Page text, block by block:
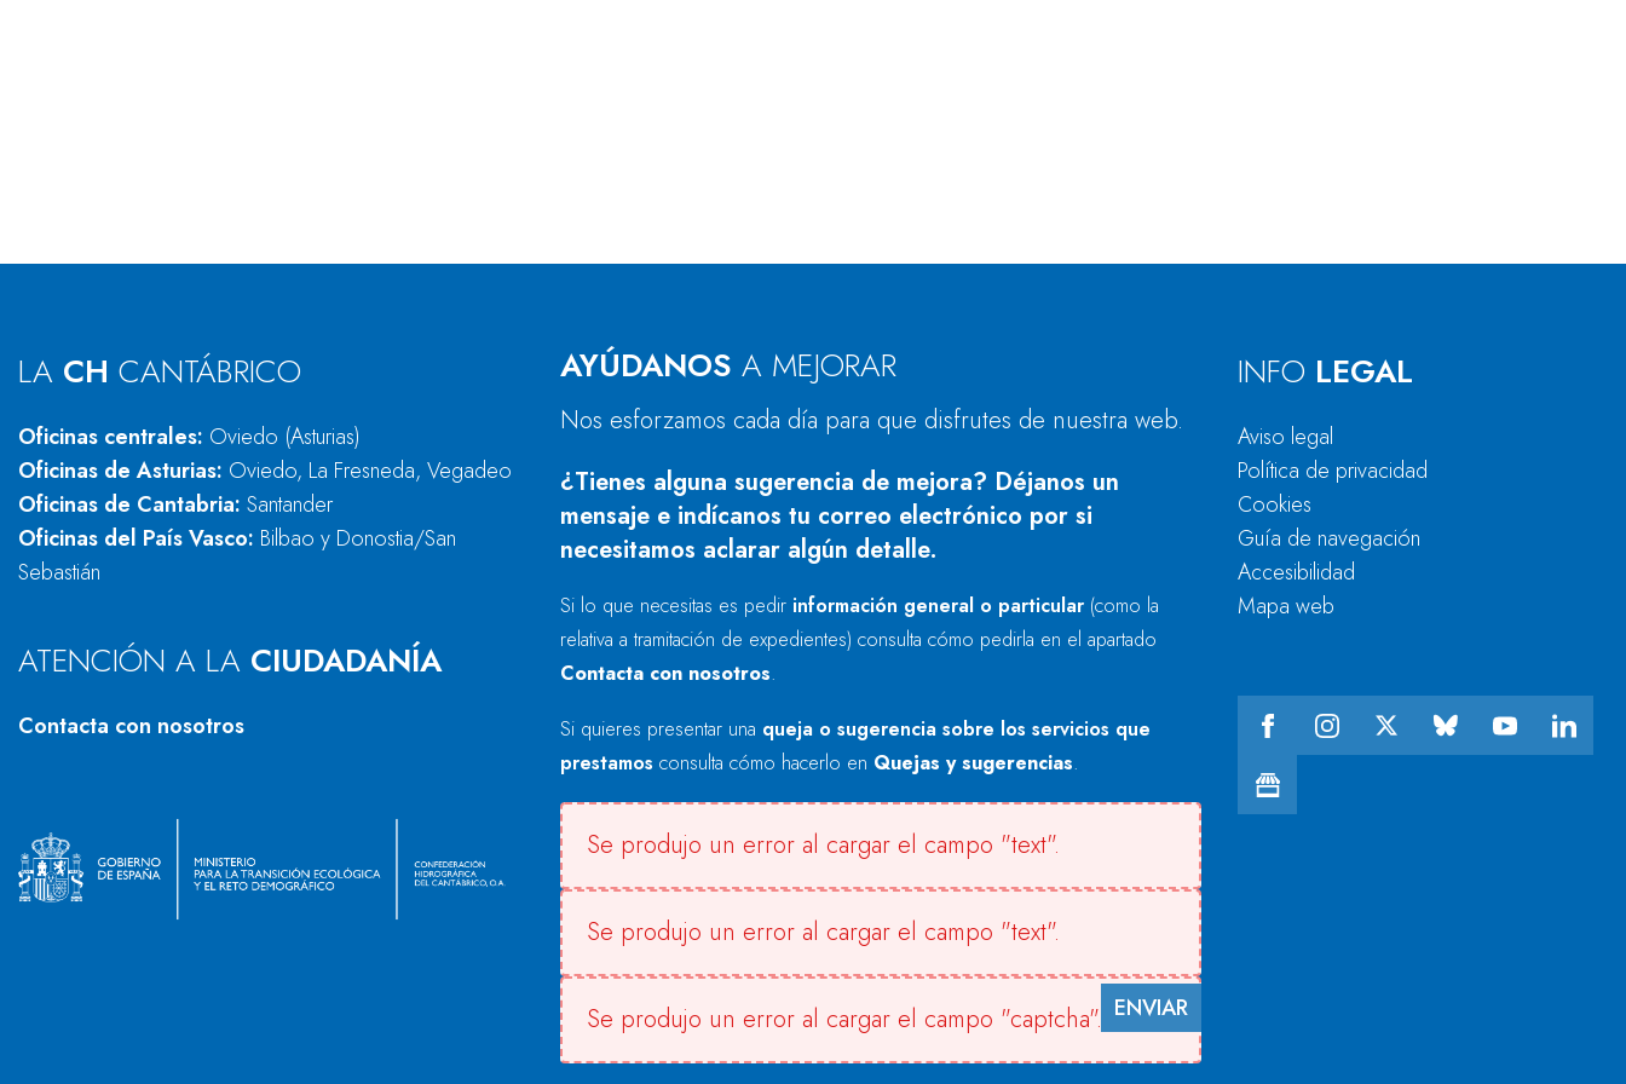
LA CH CANTÁBRICO
Oficinas centrales: Oviedo (Asturias)
Oficinas de Asturias: Oviedo, La Fresneda, Vegadeo
Oficinas de Cantabria: Santander
Oficinas del País Vasco: Bilbao y Donostia/San
Sebastián
ATENCIÓN A LA CIUDADANÍA
Contacta con nosotros
AYÚDANOS A MEJORAR
Nos esforzamos cada día para que disfrutes de nuestra web.
¿Tienes alguna sugerencia de mejora? Déjanos un
mensaje e indícanos tu correo electrónico por si
necesitamos aclarar algún detalle.
Si lo que necesitas es pedir información general o particular (como la
relativa a tramitación de expedientes) consulta cómo pedirla en el apartado
Contacta con nosotros.
Si quieres presentar una queja o sugerencia sobre los servicios que
prestamos consulta cómo hacerlo en Quejas y sugerencias.
Se produjo un error al cargar el campo "text".
Se produjo un error al cargar el campo "text".
Se produjo un error al cargar el campo "captcha". ENVIAR
INFO LEGAL
Aviso legal
Política de privacidad
Cookies
Guía de navegación
Accesibilidad
Mapa web